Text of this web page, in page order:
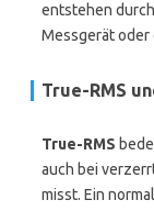
entstehen
Messgerät
True-RMS
True-RMS
auch bei
misst. Ein